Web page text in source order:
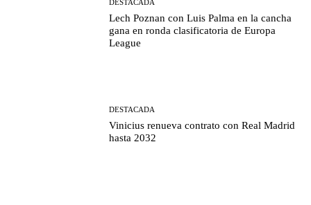
DESTACADA
Lech Poznan con Luis Palma en la cancha
gana en ronda clasificatoria de Europa
League
DESTACADA
Vinicius renueva contrato con Real Madrid
hasta 2032